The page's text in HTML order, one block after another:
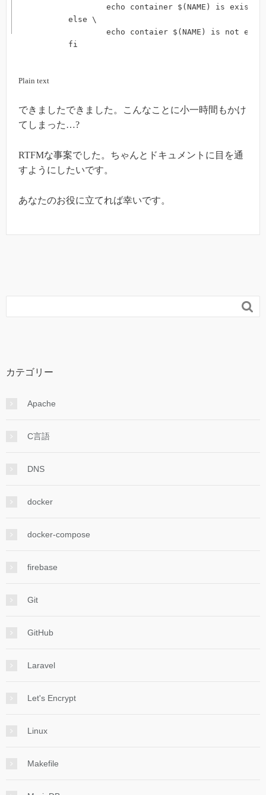
	fi
Plain text
できましたできました。こんなことに小一時間もかけ
てしまった…?
RTFMな事案でした。ちゃんとドキュメントに目を通
すようにしたいです。
あなたのお役に立てれば幸いです。

カテゴリー
Apache
C言語
DNS
docker
docker-compose
firebase
Git
GitHub
Laravel
Let's Encrypt
Linux
Makefile